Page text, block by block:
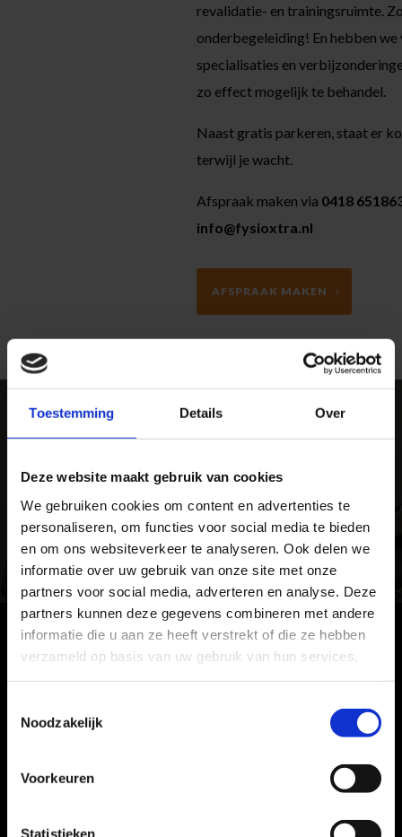
Toestemming Details Over
Deze website maakt gebruik van cookies
We gebruiken cookies om content en advertenties te
personaliseren, om functies voor social media te bieden
en om ons websiteverkeer te analyseren. Ook delen we
informatie over uw gebruik van onze site met onze
partners voor social media, adverteren en analyse. Deze
partners kunnen deze gegevens combineren met andere
informatie die u aan ze heeft verstrekt of die ze hebben
verzameld op basis van uw gebruik van hun services.
Noodzakelijk
Voorkeuren
Statistieken
revalidatie- en trainingsruimte.
onderbegeleiding! En hebben we
specialisaties en
zo effect mogelijk te behandel.
Naast gratis parkeren, staat er
terwijl je wacht.
Afspraak maken via 0418
info@fysioxtra.nl
AFSPRAAK MAKEN
Bij ons kan iedereen terecht. Of je
worden.
Bij ons is iedereen welkom, van
jong tot oud.